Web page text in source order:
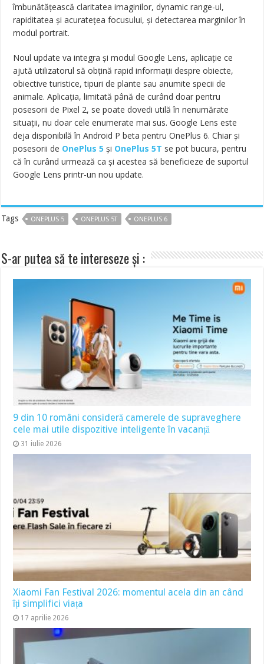
îmbunătățească claritatea imaginilor, dynamic range-ul,
rapiditatea și acuratețea focusului, și detectarea marginilor în
modul portrait.
Noul update va integra și modul Google Lens, aplicație ce
ajută utilizatorul să obțină rapid informații despre obiecte,
obiective turistice, tipuri de plante sau anumite specii de
animale. Aplicația, limitată până de curând doar pentru
posesorii de Pixel 2, se poate dovedi utilă în nenumărate
situații, nu doar cele enumerate mai sus. Google Lens este
deja disponibilă în Android P beta pentru OnePlus 6. Chiar și
posesorii de OnePlus 5 și OnePlus 5T se pot bucura, pentru
că în curând urmează ca și acestea să beneficieze de suportul
Google Lens printr-un nou update.
Tags ONEPLUS 5 ONEPLUS 5T ONEPLUS 6
S-ar putea să te intereseze și :
9 din 10 români consideră camerele de supraveghere
cele mai utile dispozitive inteligente în vacanță
31 iulie 2026
Xiaomi Fan Festival 2026: momentul acela din an când
îți simplifici viața
17 aprilie 2026